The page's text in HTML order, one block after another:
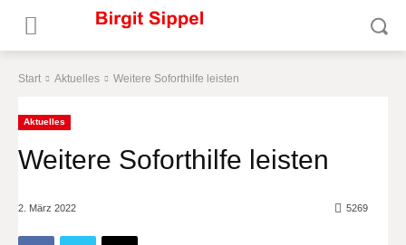
Start Aktuelles Weitere Soforthilfe leisten
Aktuelles
Weitere Soforthilfe leisten
2. März 2022 5269